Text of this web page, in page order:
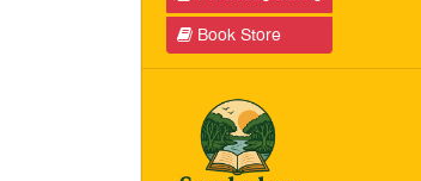
Book Store